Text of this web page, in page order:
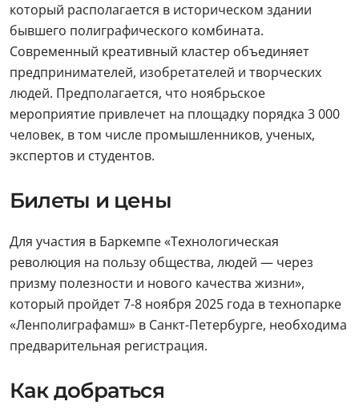
который располагается в историческом здании
бывшего полиграфического комбината.
Современный креативный кластер объединяет
предпринимателей, изобретателей и творческих
людей. Предполагается, что ноябрьское
мероприятие привлечет на площадку порядка 3 000
человек, в том числе промышленников, ученых,
экспертов и студентов.
Билеты и цены
Для участия в Баркемпе «Технологическая
революция на пользу общества, людей — через
призму полезности и нового качества жизни»,
который пройдет 7-8 ноября 2025 года в технопарке
«Ленполиграфамш» в Санкт-Петербурге, необходима
предварительная регистрация.
Как добраться